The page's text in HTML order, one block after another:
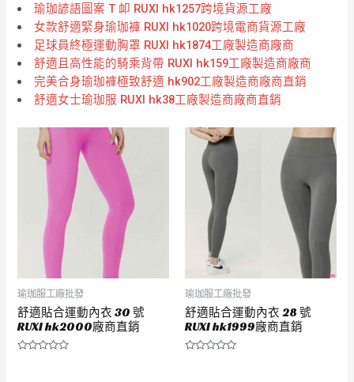
瑜珈諺語圖案 T 卹 RUXI hk1257跨境貨源工廠
女款舒適緊身瑜珈褲 RUXI hk1020跨境電商貨源工廠
足球員終極運動胸罩 RUXI hk1874工廠製造商廠商
舒適且高性能的騎乘背帶 RUXI hk159工廠製造商廠商
完美合身瑜珈褲極致舒適 hk902工廠製造商廠商直銷
舒適女士瑜珈服 RUXI hk38工廠製造商廠商直銷
瑜珈服工廠批發
舒適貼合運動內衣 30 號
RUXI hk2000廠商直銷
瑜珈服工廠批發
舒適貼合運動內衣 28 號
RUXI hk1999廠商直銷